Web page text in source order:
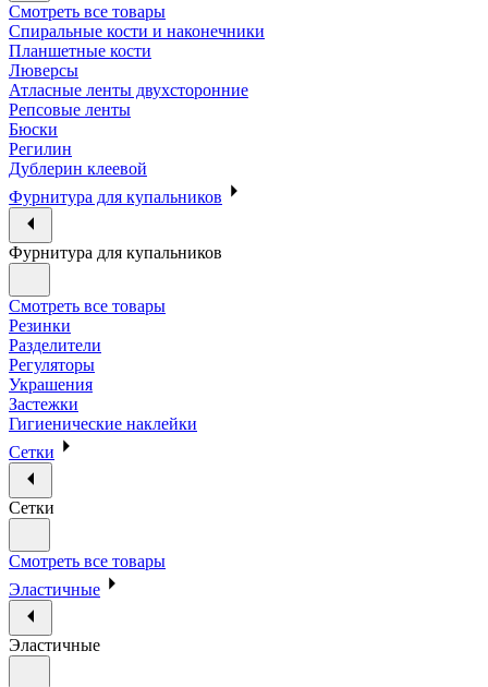
Смотреть все товары
Спиральные кости и наконечники
Планшетные кости
Люверсы
Атласные ленты двухсторонние
Репсовые ленты
Бюски
Регилин
Дублерин клеевой
Фурнитура для купальников
Фурнитура для купальников
Смотреть все товары
Резинки
Разделители
Регуляторы
Украшения
Застежки
Гигиенические наклейки
Сетки
Сетки
Смотреть все товары
Эластичные
Эластичные